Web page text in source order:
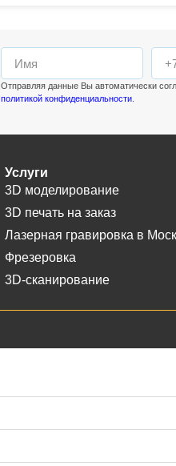
Отправляя данные Вы автоматически
политикой конфиденциальности.
Услуги
3D моделирование
3D печать на заказ
Лазерная гравировка в
Фрезеровка
3D-сканирование